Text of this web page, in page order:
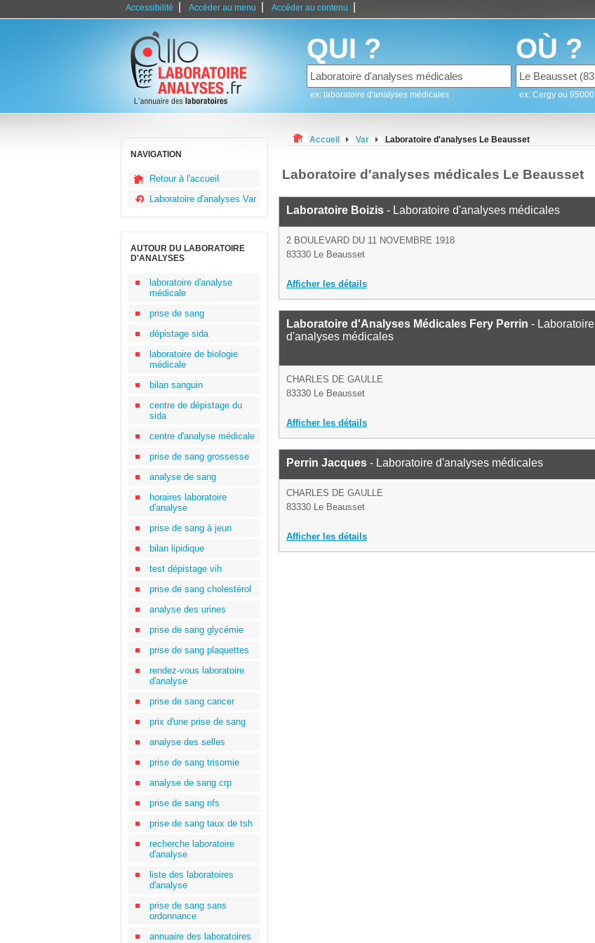
Accessibilité Accéder au menu Accéder au contenu
QUI ?
ex: laboratoire d'analyses médicales
OÙ ?
ex: Cergy ou 95000
NAVIGATION
Retour à l'accueil
Laboratoire d'analyses Var
AUTOUR DU LABORATOIRE
D'ANALYSES
laboratoire d'analyse
médicale
prise de sang
dépistage sida
laboratoire de biologie
médicale
bilan sanguin
centre de dépistage du
sida
centre d'analyse médicale
prise de sang grossesse
analyse de sang
horaires laboratoire
d'analyse
prise de sang à jeun
bilan lipidique
test dépistage vih
prise de sang cholestérol
analyse des urines
prise de sang glycémie
prise de sang plaquettes
rendez-vous laboratoire
d'analyse
prise de sang cancer
prix d'une prise de sang
analyse des selles
prise de sang trisomie
analyse de sang crp
prise de sang nfs
prise de sang taux de tsh
recherche laboratoire
d'analyse
liste des laboratoires
d'analyse
prise de sang sans
ordonnance
annuaire des laboratoires
Accueil Var Laboratoire d'analyses Le Beausset
Laboratoire d'analyses médicales Le Beausset
Laboratoire Boizis - Laboratoire d'analyses médicales
2 BOULEVARD DU 11 NOVEMBRE 1918
83330 Le Beausset
Afficher les détails
Laboratoire d'Analyses Médicales Fery Perrin - Laboratoire
d'analyses médicales
CHARLES DE GAULLE
83330 Le Beausset
Afficher les détails
Perrin Jacques - Laboratoire d'analyses médicales
CHARLES DE GAULLE
83330 Le Beausset
Afficher les détails